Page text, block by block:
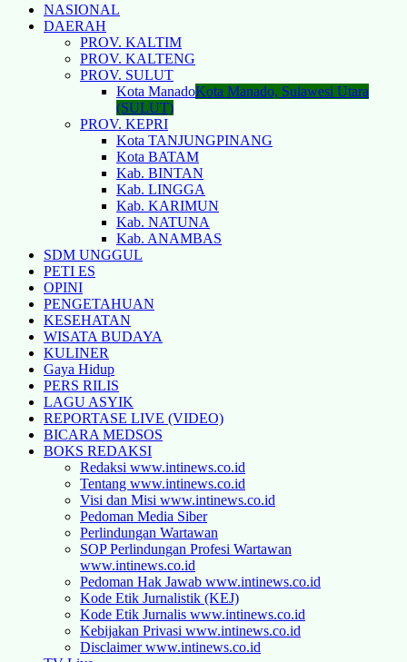
NASIONAL
DAERAH
PROV. KALTIM
PROV. KALTENG
PROV. SULUT
Kota ManadoKota Manado, Sulawesi Utara
(SULUT)
PROV. KEPRI
Kota TANJUNGPINANG
Kota BATAM
Kab. BINTAN
Kab. LINGGA
Kab. KARIMUN
Kab. NATUNA
Kab. ANAMBAS
SDM UNGGUL
PETI ES
OPINI
PENGETAHUAN
KESEHATAN
WISATA BUDAYA
KULINER
Gaya Hidup
PERS RILIS
LAGU ASYIK
REPORTASE LIVE (VIDEO)
BICARA MEDSOS
BOKS REDAKSI
Redaksi www.intinews.co.id
Tentang www.intinews.co.id
Visi dan Misi www.intinews.co.id
Pedoman Media Siber
Perlindungan Wartawan
SOP Perlindungan Profesi Wartawan
www.intinews.co.id
Pedoman Hak Jawab www.intinews.co.id
Kode Etik Jurnalistik (KEJ)
Kode Etik Jurnalis www.intinews.co.id
Kebijakan Privasi www.intinews.co.id
Disclaimer www.intinews.co.id